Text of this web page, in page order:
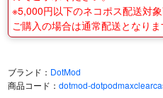
※5,000円以下のネコポス配送対
ご購入の場合は通常配送となり
ブランド： DotMod
商品コード：dotmod-